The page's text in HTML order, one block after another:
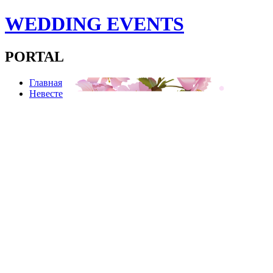
WEDDING EVENTS
PORTAL
Главная
Невесте